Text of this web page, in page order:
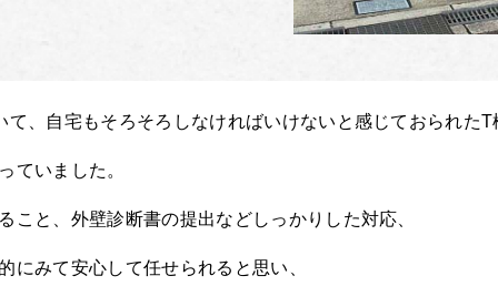
、自宅もそろそろしなければいけないと感じておられたT
ていました。
こと、外壁診断書の提出などしっかりした対応、
にみて安心して任せられると思い、